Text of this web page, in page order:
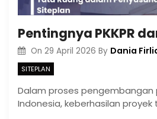
On 29 April 2026 By Dania
SITEPLAN
Dalam proses pengembangan
Indonesia, keberhasilan proyek